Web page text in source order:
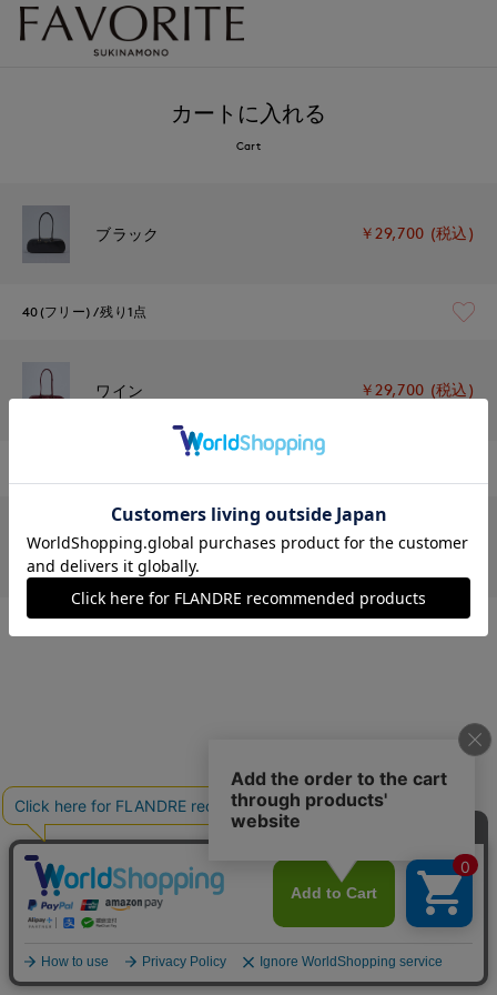
カートに入れる
Cart
ブラック ￥29,700 (税込)
40(フリー) 残り1点
ワイン ￥29,700 (税込)
キャメル ￥29,700 (税込)